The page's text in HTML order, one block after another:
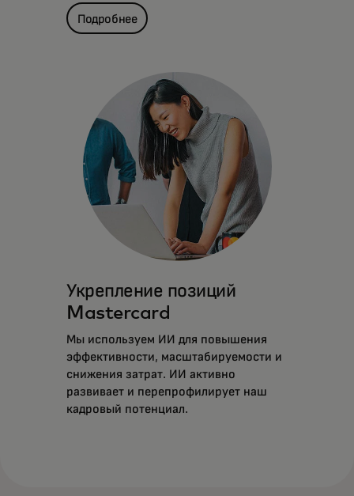
Подробнее
Укрепление позиций
Mastercard
Мы используем ИИ для повышения
эффективности, масштабируемости и
снижения затрат. ИИ активно
развивает и перепрофилирует наш
кадровый потенциал.